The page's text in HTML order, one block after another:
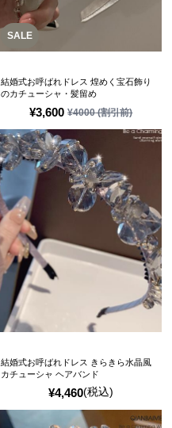
SALE
¥3,600 ¥4000(割引前)
結婚式お呼ばれドレス 煌めく宝石飾り
のカチューシャ・髪留め
¥4,460(税込)
結婚式お呼ばれドレス きらきら水晶風
カチューシャ ヘアバンド